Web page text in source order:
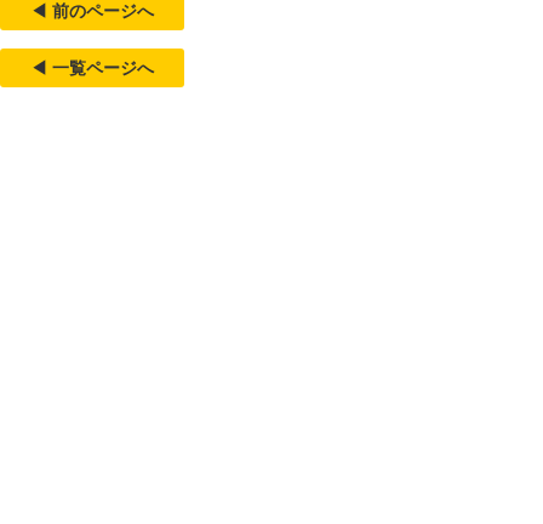
◀ 前のページへ
◀ 一覧ページへ